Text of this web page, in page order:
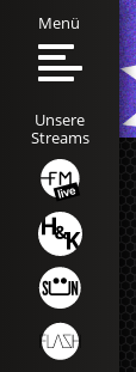
Menü
Unsere
Streams